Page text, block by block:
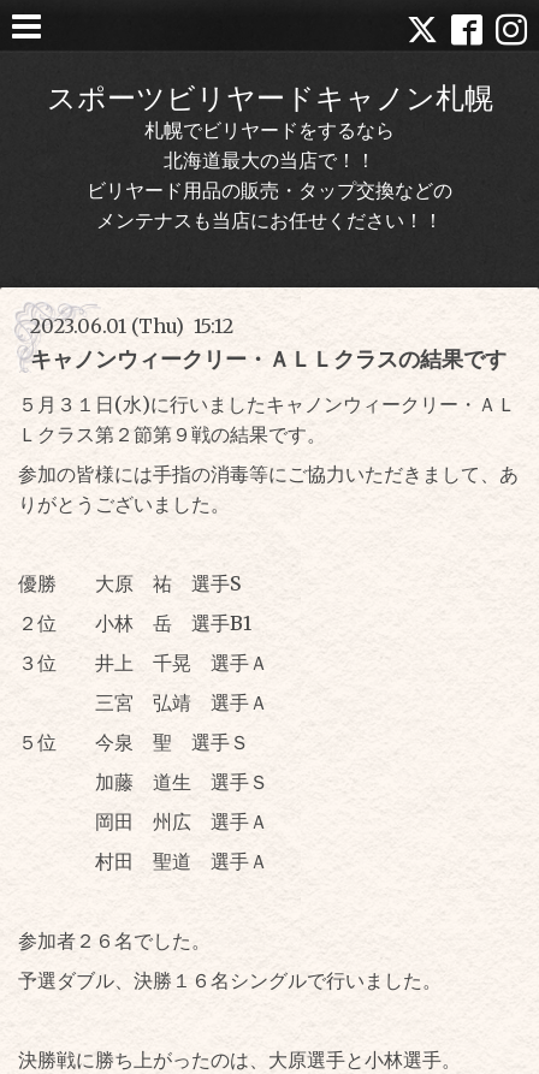
スポーツビリヤードキャノン札幌
札幌でビリヤードをするなら
北海道最大の当店で！！
ビリヤード用品の販売・タップ交換などの
メンテナスも当店にお任せください！！
2023.06.01 (Thu) 15:12
キャノンウィークリー・ＡＬＬクラスの結果です
５月３１日(水)に行いましたキャノンウィークリー・ＡＬ
Ｌクラス第２節第９戦の結果です。
参加の皆様には手指の消毒等にご協力いただきまして、あ
りがとうございました。
優勝 大原 祐 選手S
２位 小林 岳 選手B1
３位 井上 千晃 選手Ａ
三宮 弘靖 選手Ａ
５位 今泉 聖 選手Ｓ
加藤 道生 選手Ｓ
岡田 州広 選手Ａ
村田 聖道 選手Ａ
参加者２６名でした。
予選ダブル、決勝１６名シングルで行いました。
決勝戦に勝ち上がったのは、大原選手と小林選手。